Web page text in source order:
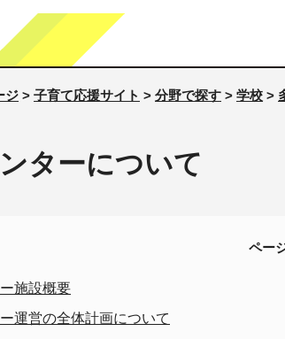
ジ > 子育て応援サイト > 分野で探す > 学校 >
ターについて
ペー
施設概要
運営の全体計画について